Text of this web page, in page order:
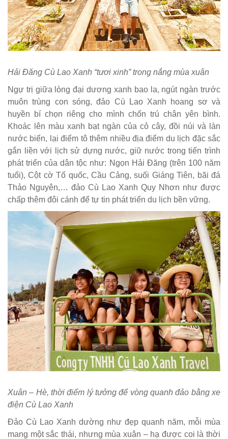
Hải Đăng Cù Lao Xanh “tươi xinh” trong nắng mùa xuân
Ngự trị giữa lòng đại dương xanh bao la, ngút ngàn trước
muôn trùng con sóng, đảo Cù Lao Xanh hoang sơ và
huyền bí chọn riêng cho mình chốn trú chân yên bình.
Khoác lên màu xanh bạt ngàn của cỏ cây, đồi núi và làn
nước biển, lại điểm tô thêm nhiều địa điểm du lịch đặc sắc
gắn liền với lịch sử dựng nước, giữ nước trong tiến trình
phát triển của dân tộc như: Ngọn Hải Đăng (trên 100 năm
tuổi), Cột cờ Tổ quốc, Cầu Cảng, suối Giáng Tiên, bãi đá
Thảo Nguyên,… đảo Cù Lao Xanh Quy Nhơn như được
chấp thêm đôi cánh để tự tin phát triển du lịch bền vững.
Xuân – Hè, thời điểm lý tưởng để vòng quanh đảo bằng xe
điện Cù Lao Xanh
Đảo Cù Lao Xanh dường như đẹp quanh năm, mỗi mùa
mang một sắc thái, nhưng mùa xuân – hạ được coi là thời